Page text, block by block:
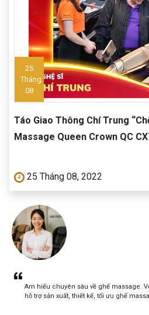
25
Tháng
08
Táo Giao Thông Chí Trung
Massage Queen Crown QC
25 Tháng 08, 2022
Am hiểu chuyên sâu về ghế massage.
hỗ trợ sản xuất, thiết kế, tối ưu ghế